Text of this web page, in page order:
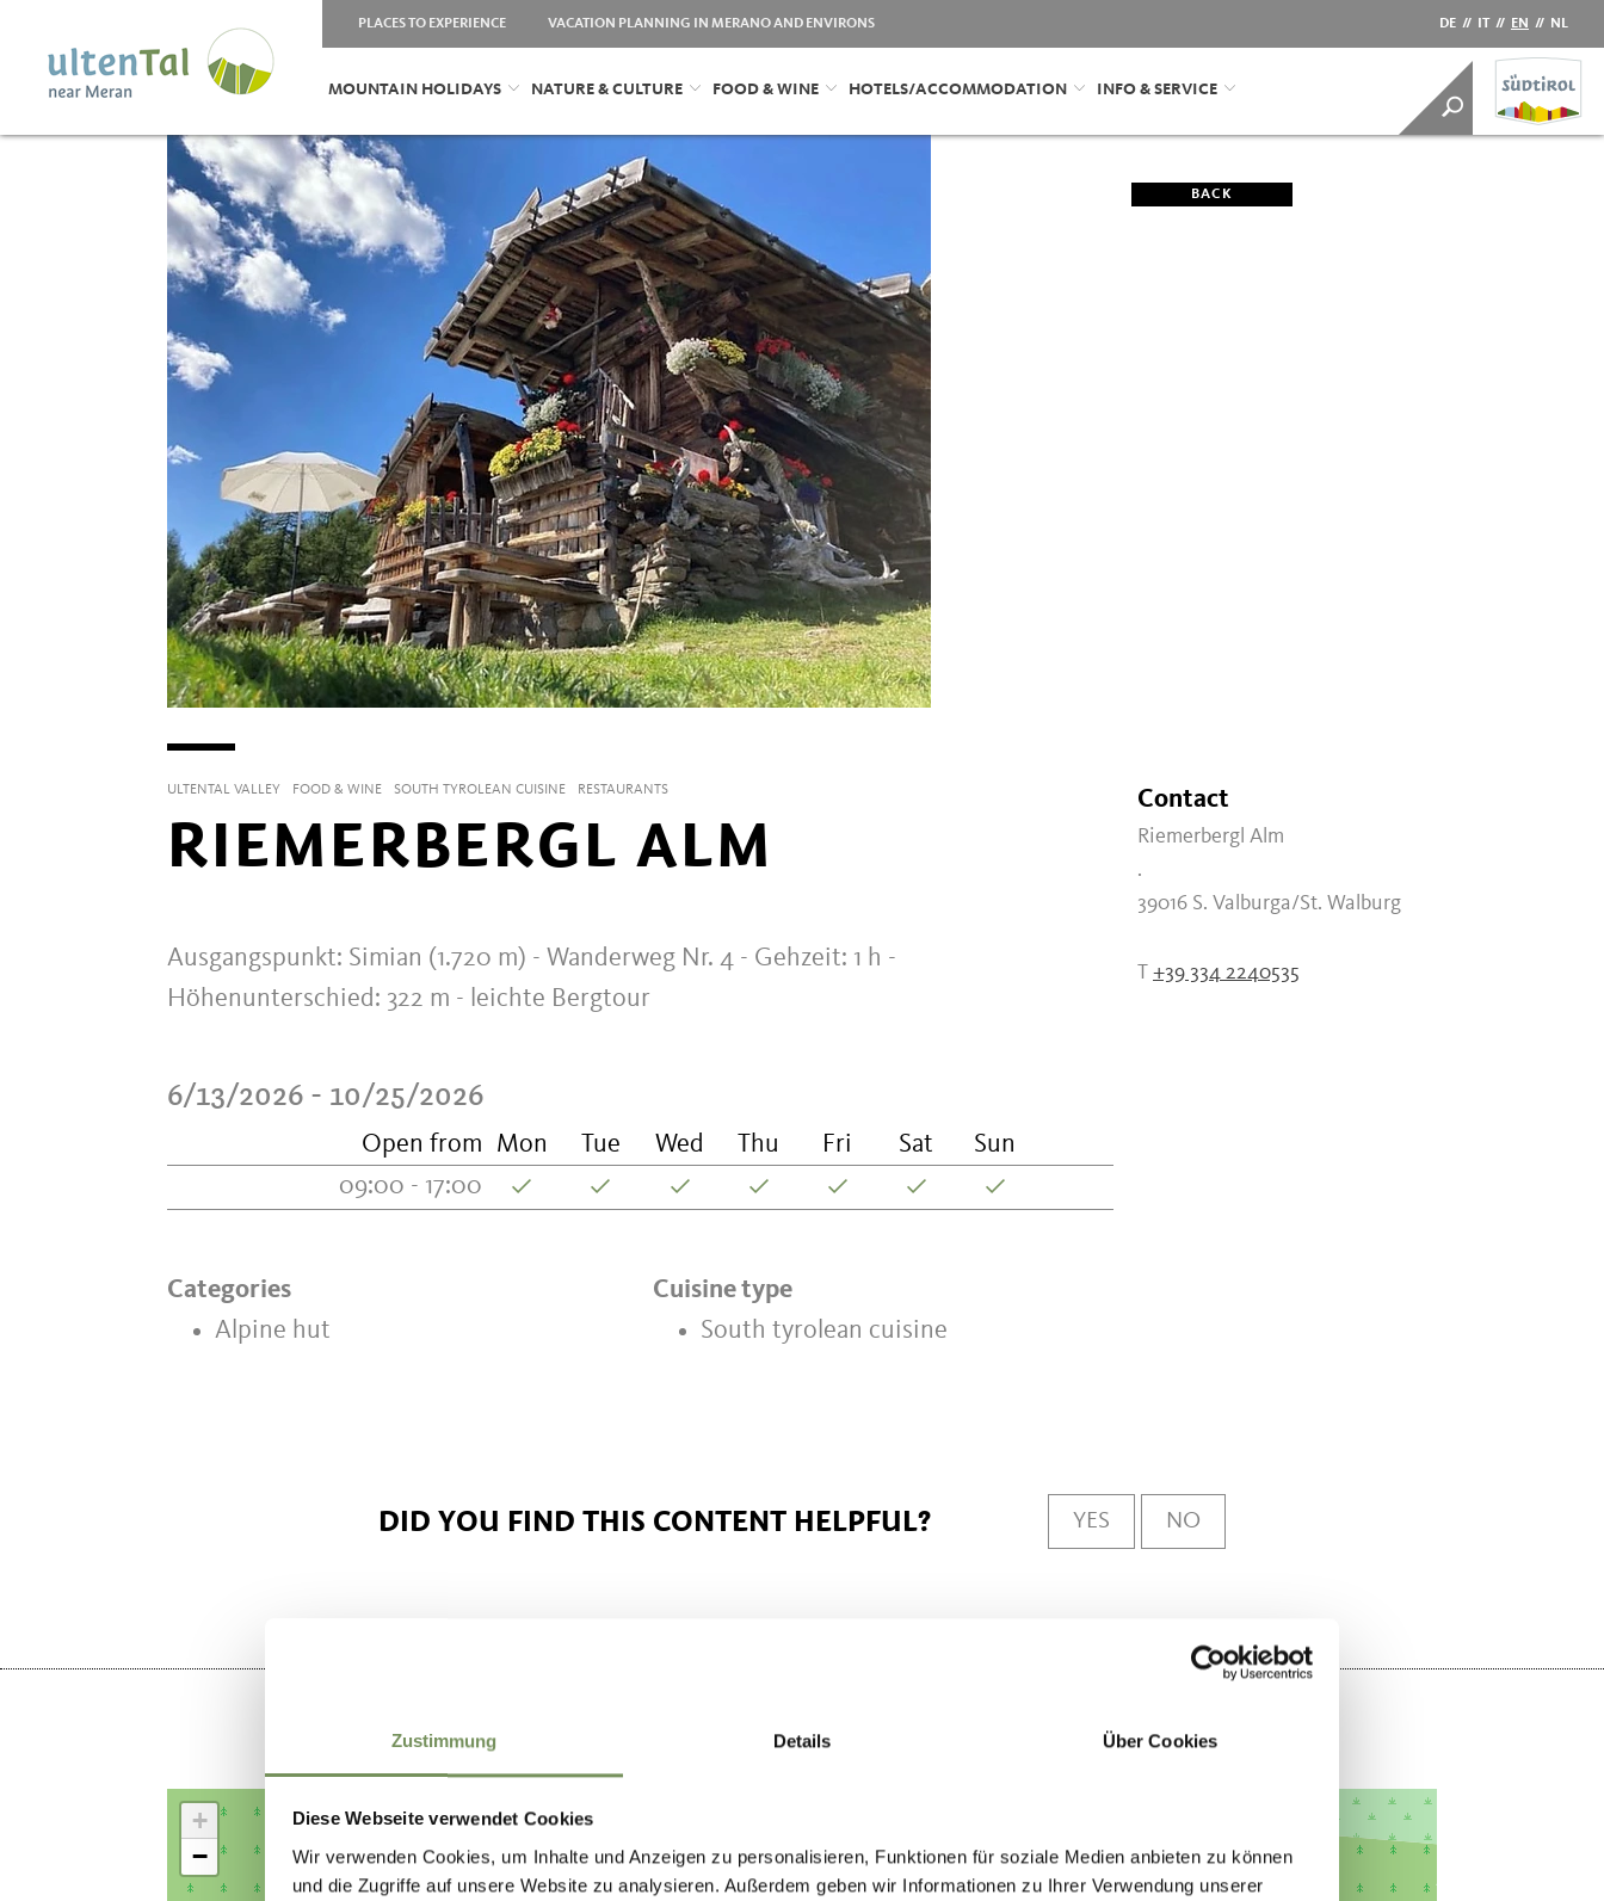
Zustimmung Details Über Cookies
Diese Webseite verwendet Cookies
Wir verwenden Cookies, um Inhalte und Anzeigen zu personalisieren, Funktionen für soziale Medien anbieten zu können
und die Zugriffe auf unsere Website zu analysieren. Außerdem geben wir Informationen zu Ihrer Verwendung unserer
PLACES TO EXPERIENCE VACATION PLANNING IN MERANO AND ENVIRONS DE // IT // EN // NL
MOUNTAIN HOLIDAYS NATURE & CULTURE FOOD & WINE HOTELS/ACCOMMODATION INFO & SERVICE
BACK
ULTENTAL VALLEY FOOD & WINE SOUTH TYROLEAN CUISINE RESTAURANTS
RIEMERBERGL ALM
Ausgangspunkt: Simian (1.720 m) - Wanderweg Nr. 4 - Gehzeit: 1 h -
Höhenunterschied: 322 m - leichte Bergtour
6/13/2026 - 10/25/2026
Open from Mon Tue Wed Thu Fri Sat
Sun
09:00 - 17:00
Categories
Alpine hut
Cuisine type
South tyrolean cuisine
Contact
Riemerbergl Alm
.
39016 S. Valburga/St. Walburg
T +39 334 2240535
DID YOU FIND THIS CONTENT HELPFUL? YES NO
+
−